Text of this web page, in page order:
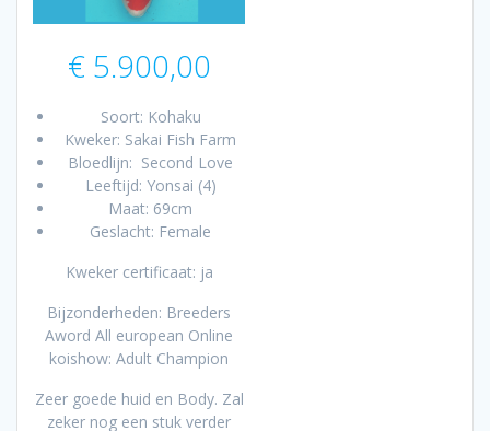
€5.900,00
Soort: Kohaku
Kweker: Sakai Fish Farm
Bloedlijn: Second Love
Leeftijd: Yonsai (4)
Maat: 69cm
Geslacht: Female
Kweker certificaat: ja
Bijzonderheden: Breeders
Aword All european Online
koishow: Adult Champion
Zeer goede huid en Body. Zal
zeker nog een stuk verder